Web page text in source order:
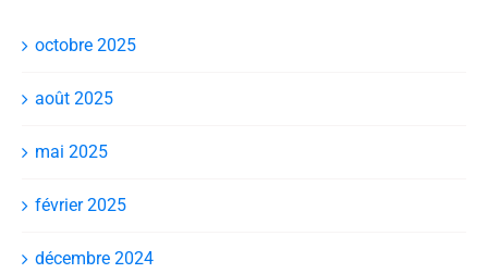
octobre 2025
août 2025
mai 2025
février 2025
décembre 2024